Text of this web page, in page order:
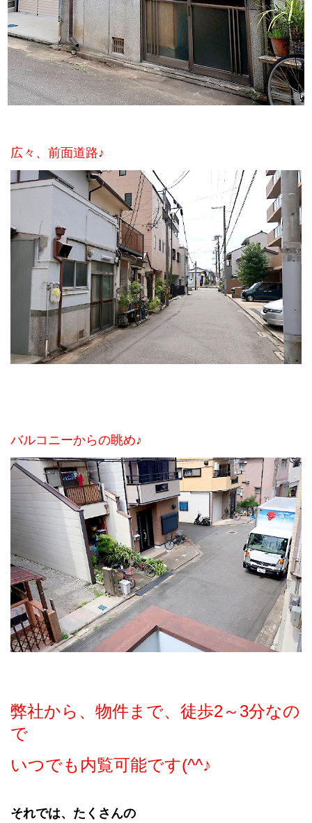
広々、前面道路♪
バルコニーからの眺め♪
弊社から、物件まで、徒歩2～3分なの
で
いつでも内覧可能です(^^♪
それでは、たくさんの